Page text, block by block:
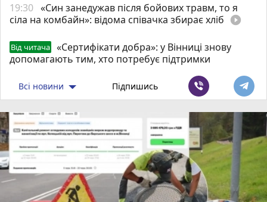
19:30 «Син занедужав після бойових травм, то я
сіла на комбайн»: відома співачка збирає хліб play_circle_filled
Від читача
«Сертифікати добра»: у Вінниці знову
допомагають тим, хто потребує підтримки
Всі новини Підпишись